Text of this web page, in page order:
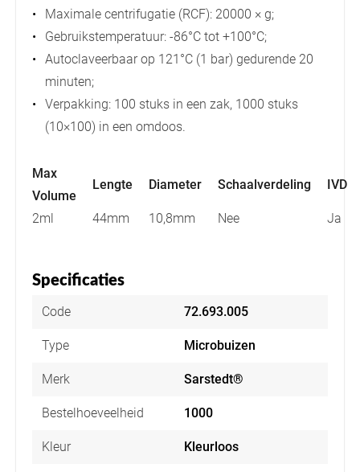
Maximale centrifugatie (RCF): 20000 × g;
Gebruikstemperatuur: -86°C tot +100°C;
Autoclaveerbaar op 121°C (1 bar) gedurende 20
minuten;
Verpakking: 100 stuks in een zak, 1000 stuks
(10×100) in een omdoos.
Max
Volume
Lengte Diameter Schaalverdeling IVD
2ml 44mm 10,8mm Nee Ja
Specificaties
Code 72.693.005
Type Microbuizen
Merk Sarstedt®
Bestelhoeveelheid 1000
Kleur Kleurloos